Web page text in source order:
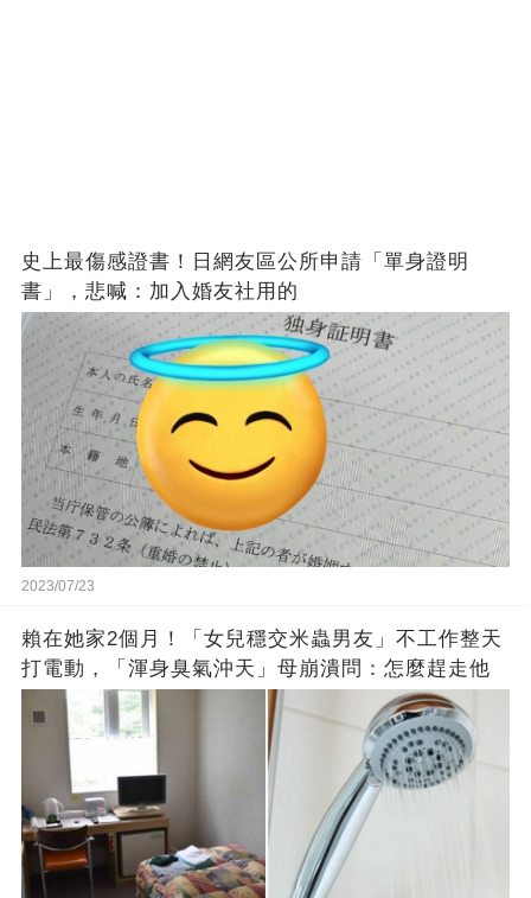
史上最傷感證書！日網友區公所申請「單身證明
書」，悲喊：加入婚友社用的
2023/07/23
賴在她家2個月！「女兒穩交米蟲男友」不工作整天
打電動，「渾身臭氣沖天」母崩潰問：怎麼趕走他